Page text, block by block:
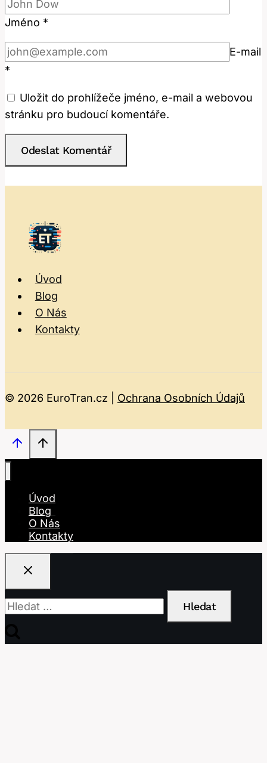
Jméno *
E-mail
*
Uložit do prohlížeče jméno, e-mail a webovou
stránku pro budoucí komentáře.
Úvod
Blog
O Nás
Kontakty
© 2026 EuroTran.cz | Ochrana Osobních Údajů
Úvod
Blog
O Nás
Kontakty
Vyhledávání